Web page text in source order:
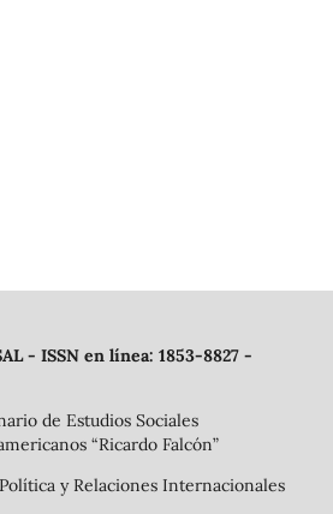
- ISSN en línea: 1853-8827 -
de Estudios Sociales
“Ricardo Falcón”
y Relaciones Internacionales